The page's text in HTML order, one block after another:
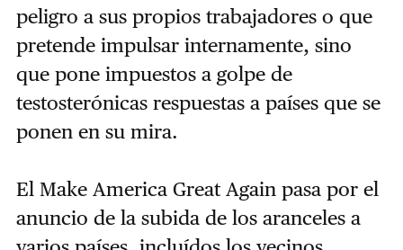
peligro a sus propios trabajadores o que
pretende impulsar internamente, sino
que pone impuestos a golpe de
testosterónicas respuestas a países que se
ponen en su mira.
El Make America Great Again pasa por el
anuncio de la subida de los aranceles a